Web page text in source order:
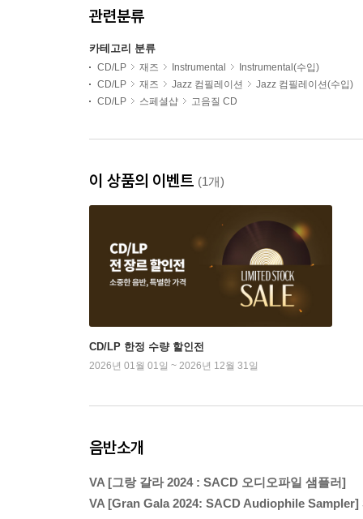
관련분류
카테고리 분류
CD/LP 재즈 Instrumental
Instrumental(수입)
CD/LP
재즈 Jazz 컴필레이션
Jazz 컴필레이션(수입)
CD/LP
스페셜샵 고음질 CD
이 상품의 이벤트 (1개)
CD/LP 한정 수량 할인전
2026년 01월 01일 ~ 2026년 12월 31일
음반소개
VA [그랑 갈라 2024 : SACD 오디오파일 샘플러]
VA [Gran Gala 2024: SACD Audiophile